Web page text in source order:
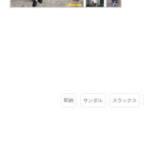
即納 サンダル スラックス